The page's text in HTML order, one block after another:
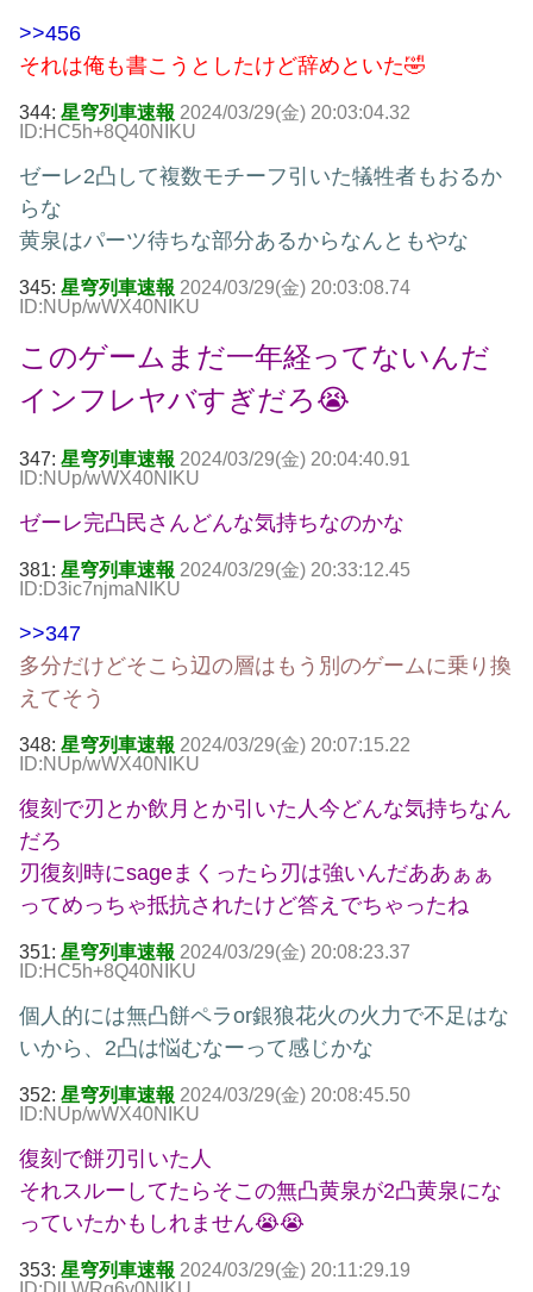
>>456
それは俺も書こうとしたけど辞めといた🤣
344: 星穹列車速報 2024/03/29(金) 20:03:04.32
ID:HC5h+8Q40NIKU
ゼーレ2凸して複数モチーフ引いた犠牲者もおるか
らな
黄泉はパーツ待ちな部分あるからなんともやな
345: 星穹列車速報 2024/03/29(金) 20:03:08.74
ID:NUp/wWX40NIKU
このゲームまだ一年経ってないんだ
インフレヤバすぎだろ😭
347: 星穹列車速報 2024/03/29(金) 20:04:40.91
ID:NUp/wWX40NIKU
ゼーレ完凸民さんどんな気持ちなのかな
381: 星穹列車速報 2024/03/29(金) 20:33:12.45
ID:D3ic7njmaNIKU
>>347
多分だけどそこら辺の層はもう別のゲームに乗り換
えてそう
348: 星穹列車速報 2024/03/29(金) 20:07:15.22
ID:NUp/wWX40NIKU
復刻で刃とか飲月とか引いた人今どんな気持ちなん
だろ
刃復刻時にsageまくったら刃は強いんだああぁぁ
ってめっちゃ抵抗されたけど答えでちゃったね
351: 星穹列車速報 2024/03/29(金) 20:08:23.37
ID:HC5h+8Q40NIKU
個人的には無凸餅ペラor銀狼花火の火力で不足はな
いから、2凸は悩むなーって感じかな
352: 星穹列車速報 2024/03/29(金) 20:08:45.50
ID:NUp/wWX40NIKU
復刻で餅刃引いた人
それスルーしてたらそこの無凸黄泉が2凸黄泉にな
っていたかもしれません😭😭
353: 星穹列車速報 2024/03/29(金) 20:11:29.19